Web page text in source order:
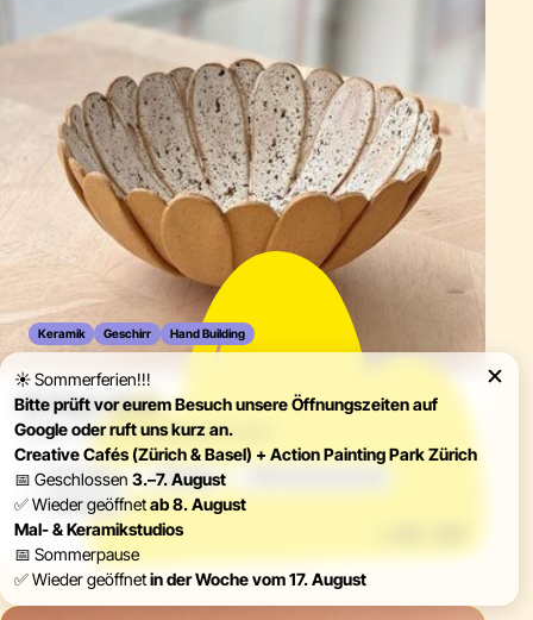
Keramik Geschirr Hand Building
My Super Bowl
Shape & Fun: Ein PIE Keramik-Event
Workshop Anfänger
2.5 Stunden
☀️ Sommerferien!!!
Bitte prüft vor eurem Besuch unsere Öffnungszeiten auf
Google oder ruft uns kurz an.
Creative Cafés (Zürich & Basel) + Action Painting Park Zürich
📅 Geschlossen 3.–7. August
✅ Wieder geöffnetab 8. August
Mal- & Keramikstudios
📅 Sommerpause
✅ Wieder geöffnetin der Woche vom 17. August